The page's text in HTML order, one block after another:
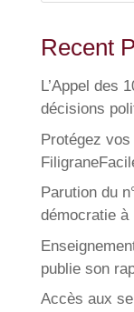
Recent
L’Appel des
décisions
Protégez
Parution du
démocratie à
publie son
Accès aux